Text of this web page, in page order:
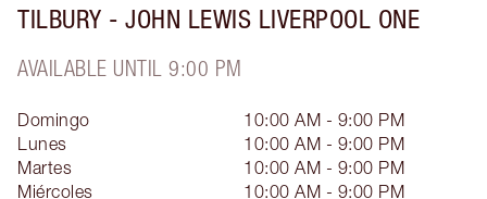
TILBURY - JOHN LEWIS LIVERPOOL ONE
AVAILABLE UNTIL 9:00 PM
Domingo
10:00 AM - 9:00 PM
Lunes
10:00 AM - 9:00 PM
Martes
10:00 AM - 9:00 PM
Miércoles
10:00 AM - 9:00 PM